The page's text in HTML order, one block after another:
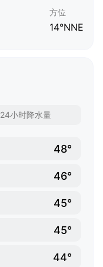
方位
14°NNE
24小时降水量
48°
46°
45°
45°
44°